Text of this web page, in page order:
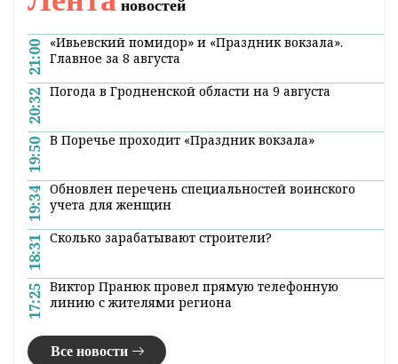
Содержимое направили на экспертиз.
Эксперт подтвердил, что это особо опасное
наркотическое вещество - гашиш.
Брестской таможней в отношении водителя
авто возбуждено уголовное дело. Гродненке
грозит до 10 лет лишения свободы.